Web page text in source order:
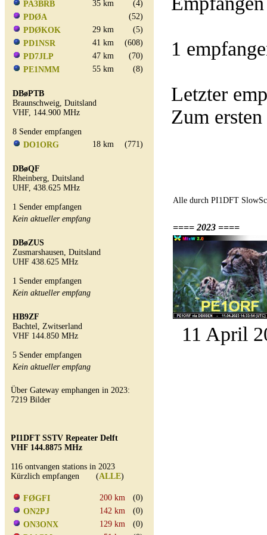
PA3BRB 35 km
(4)
PDØA
(52)
PDØKOK
29 km
(5)
PD1NSR
41 km
(608)
PD7JLP
47 km
(70)
PE1NMM
55 km (8)
DBøPTB
Braunschweig, Duitsland
VHF, 144.900 MHz
8 Sender empfangen
DO1ORG
18 km (771)
DBøQF
Rheinberg, Duitsland
UHF, 438.625 MHz
1 Sender empfangen
Kein aktueller empfang
DBøZUS
Zusmarshausen, Duitsland
UHF 438.625 MHz
1 Sender empfangen
Kein aktueller empfang
HB9ZF
Bachtel, Zwitserland
VHF 144.850 MHz
5 Sender empfangen
Kein aktueller empfang
Über Gateway emphangen in 2023:
7219 Bilder
PI1DFT SSTV Repeater Delft
VHF 144.8875 MHz
116 ontvangen stations in 2023
Kürzlich empfangen (ALLE)
FØGFI 200 km
(0)
ON2PJ
142 km
(0)
ON3ONX
129 km
(0)
1
Letzter
Zum
Alle durch PI1DFT
==== 2023 ====
11 April